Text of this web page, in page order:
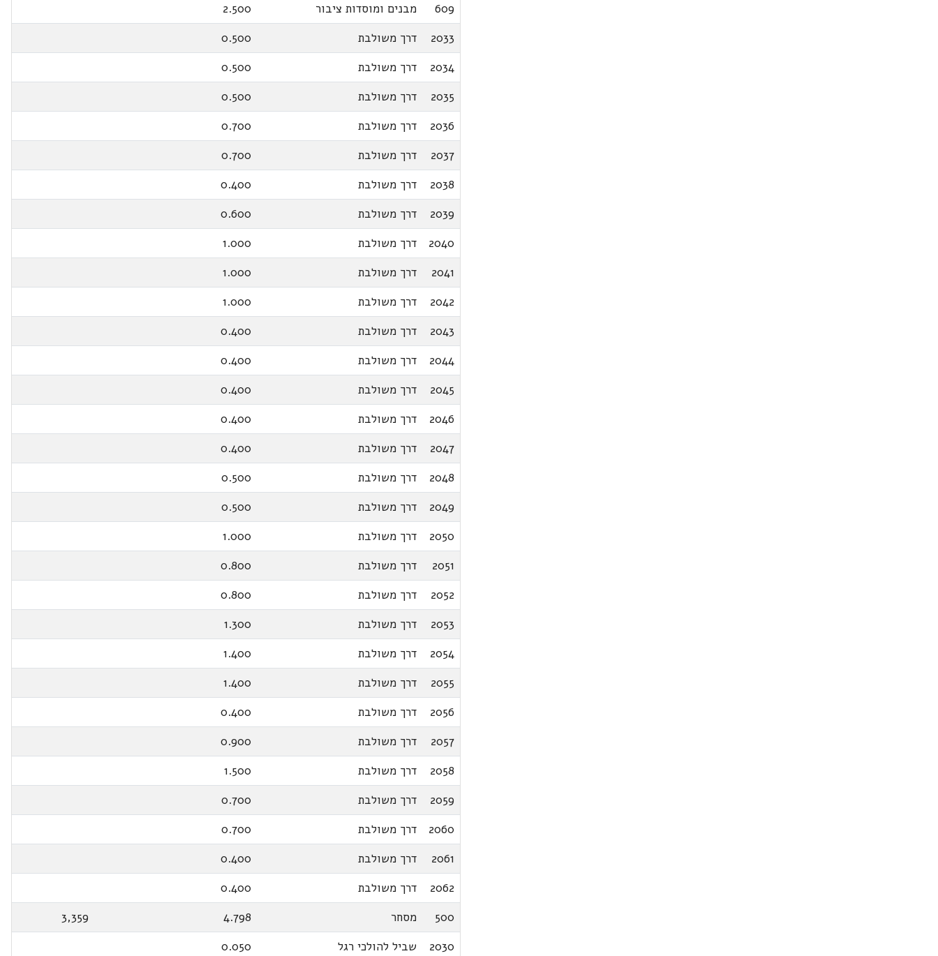
609
מבנים ומוסדות ציבור
2.500
2033
דרך משולבת
0.500
2034
דרך משולבת
0.500
2035
דרך משולבת
0.500
2036
דרך משולבת
0.700
2037
דרך משולבת
0.700
2038
דרך משולבת
0.400
2039
דרך משולבת
0.600
2040
דרך משולבת
1.000
2041
דרך משולבת
1.000
2042
דרך משולבת
1.000
2043
דרך משולבת
0.400
2044
דרך משולבת
0.400
2045
דרך משולבת
0.400
2046
דרך משולבת
0.400
2047
דרך משולבת
0.400
2048
דרך משולבת
0.500
2049
דרך משולבת
0.500
2050
דרך משולבת
1.000
2051
דרך משולבת
0.800
2052
דרך משולבת
0.800
2053
דרך משולבת
1.300
2054
דרך משולבת
1.400
2055
דרך משולבת
1.400
2056
דרך משולבת
0.400
2057
דרך משולבת
0.900
2058
דרך משולבת
1.500
2059
דרך משולבת
0.700
2060
דרך משולבת
0.700
2061
דרך משולבת
0.400
2062
דרך משולבת
0.400
500
מסחר 4.798
3,359
2030
שביל להולכי רגל 0.050